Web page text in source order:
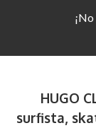
HUGO
surfista,